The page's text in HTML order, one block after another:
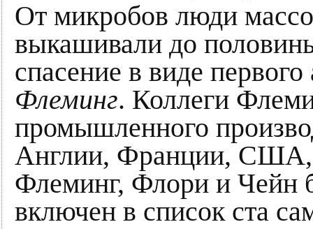
От микробов люди
выкашивали до
спасение в виде
Флеминг. Коллеги
промышленного
Англии, Франции, США,
Флеминг, Флори и Чейн
включен в список ста